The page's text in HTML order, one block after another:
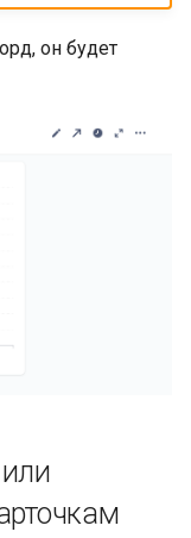
он будет